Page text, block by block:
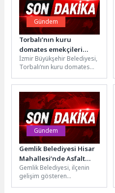
Gündem
Torbalı’nın kuru
domates emekçileri
yalnız bırakılmadı
İzmir Büyükşehir Belediyesi,
Torbalı’nın kuru domates
yalnız bırakmadı. İhracatın
kırmızı altını...
Gündem
Gemlik Belediyesi Hisar
Mahallesi’nde Asfalt
Çalışmalarına Hız Verdi
Gemlik Belediyesi, ilçenin
gelişim gösteren